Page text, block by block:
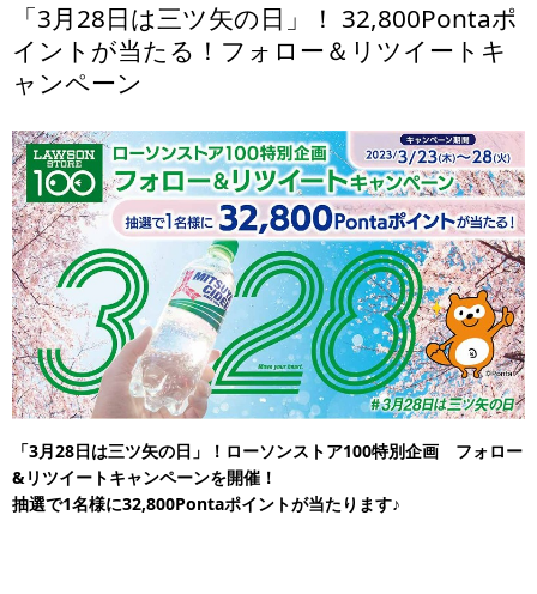
「3月28日は三ツ矢の日」！ 32,800Pontaポ
イントが当たる！フォロー＆リツイートキ
ャンペーン
「3月28日は三ツ矢の日」！ローソンストア100特別企画 フォロー
&リツイートキャンペーンを開催！
抽選で1名様に32,800Pontaポイントが当たります♪